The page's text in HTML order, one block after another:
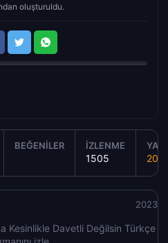
oluşturuldu.
BEĞENILER İZLENME
1505
Kesinlikle Davetli Değilsin Türkçe
2023